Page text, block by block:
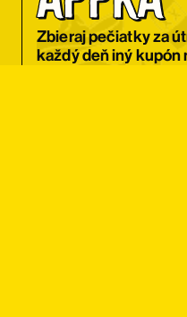
Zbieraj pečiatky za
každý deň iný kupón